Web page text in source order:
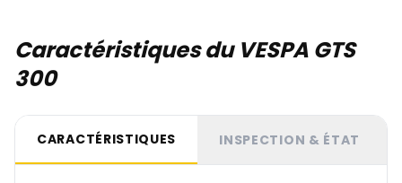
Caractéristiques du VESPA GTS
300
CARACTÉRISTIQUES INSPECTION & ÉTAT